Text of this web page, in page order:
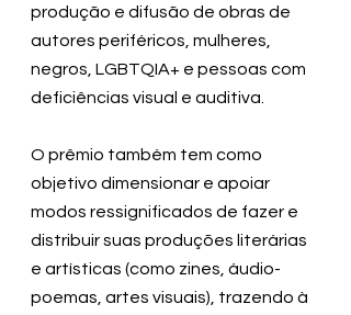
produção e difusão de obras de
autores periféricos, mulheres,
negros, LGBTQIA+ e pessoas com
deficiências visual e auditiva.
O prêmio também tem como
objetivo dimensionar e apoiar
modos ressignificados de fazer e
distribuir suas produções literárias
e artísticas (como zines, áudio-
poemas, artes visuais), trazendo à